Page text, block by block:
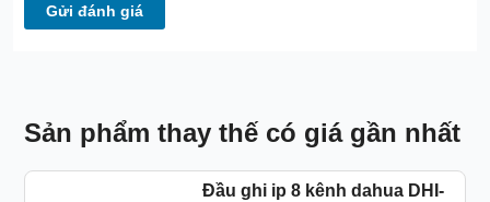
Gửi đánh giá
Sản phẩm thay thế có giá gần nhất
Đầu ghi ip 8 kênh dahua DHI-